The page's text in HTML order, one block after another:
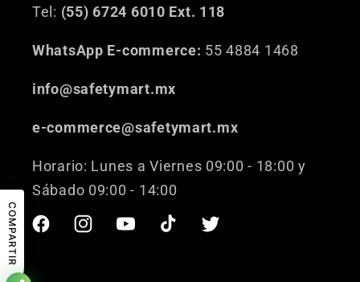
Tel: (55) 6724 6010 Ext. 118
WhatsApp E-commerce: 55 4884 1468
info@safetymart.mx
e-commerce@safetymart.mx
Horario: Lunes a Viernes 09:00 - 18:00 y
Sábado 09:00 - 14:00
FacebookInstagramYouTubeTikTok Twitter
COMPARTIR